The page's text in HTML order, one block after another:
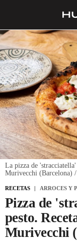
RECETAS
TRUCOS
DESPENSA
BARRAS Y
DÓNDE COMER
ÍDOLOS DE MESAS
CUADERNO DE VIAJE
TRADICIÓN
MENÚ DEL DÍA
A CUCHILLO
RECETAS ARROCES Y
Pizza de
pesto.
Murivecchi
La pizza de
Murivecchi (Barcelona)